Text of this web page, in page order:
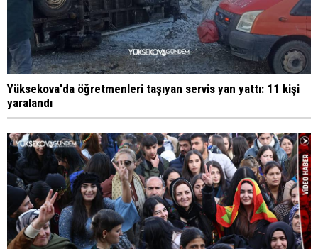
Yüksekova'da öğretmenleri taşıyan servis yan yattı: 11 kişi
yaralandı